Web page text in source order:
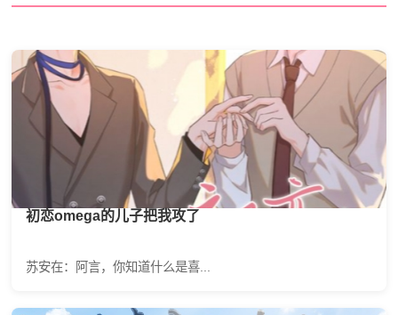
初恋omega的儿子把我攻了
苏安在：阿言，你知道什么是喜...